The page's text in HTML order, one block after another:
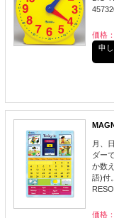
価格
申
月、
ダー
か数
語)付
価格